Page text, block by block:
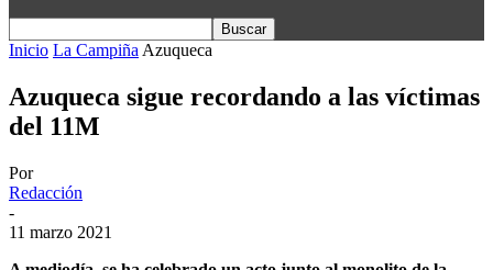
Inicio La Campiña Azuqueca
Azuqueca sigue recordando a las víctimas
del 11M
Por
Redacción
-
11 marzo 2021